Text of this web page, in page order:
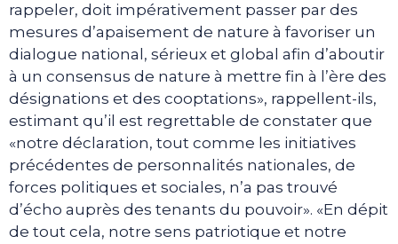
rappeler, doit impérativement passer par des
mesures d’apaisement de nature à favoriser un
dialogue national, sérieux et global afin d’aboutir
à un consensus de nature à mettre fin à l’ère des
désignations et des cooptations», rappellent-ils,
estimant qu’il est regrettable de constater que
«notre déclaration, tout comme les initiatives
précédentes de personnalités nationales, de
forces politiques et sociales, n’a pas trouvé
d’écho auprès des tenants du pouvoir». «En dépit
de tout cela, notre sens patriotique et notre